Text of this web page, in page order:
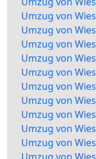
Umzug von
Umzug von
Umzug von
Umzug von
Umzug von
Umzug von
Umzug von
Umzug von
Umzug von
Umzug von